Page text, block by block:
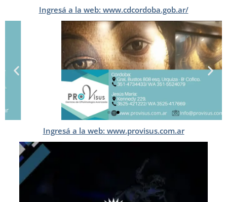
Ingresá a la web: www.cdcordoba.gob.ar/
Ingresá a la web: www.provisus.com.ar